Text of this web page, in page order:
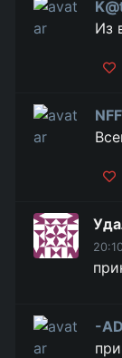
Из
NFF
20:10
-